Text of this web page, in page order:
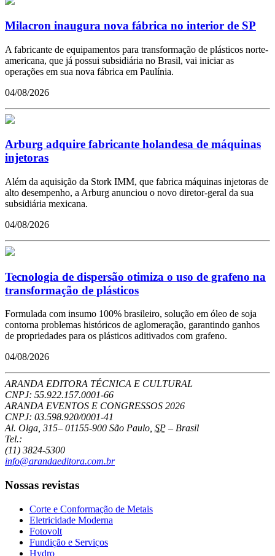
Milacron inaugura nova fábrica no interior de SP
A fabricante de equipamentos para transformação de plásticos norte-
americana, que já possui subsidiária no Brasil, vai iniciar as
operações em sua nova fábrica em Paulínia.
04/08/2026
Arburg adquire fabricante holandesa de máquinas
injetoras
Além da aquisição da Stork IMM, que fabrica máquinas injetoras de
alto desempenho, a Arburg anunciou o novo diretor-geral da sua
subsidiária mexicana.
04/08/2026
Tecnologia de dispersão otimiza o uso de grafeno na
transformação de plásticos
Formulada com insumo 100% brasileiro, solução em óleo de soja
contorna problemas históricos de aglomeração, garantindo ganhos
de propriedades para os plásticos aditivados com grafeno.
04/08/2026
ARANDA EDITORA TÉCNICA E CULTURAL
CNPJ: 55.922.157.0001-66
ARANDA EVENTOS E CONGRESSOS 2026
CNPJ: 03.598.920/0001-41
Al. Olga, 315– 01155-900 São Paulo SP – Brasil
Tel.:
(11) 3824-5300
info@arandaeditora.com.br
Nossas revistas
Corte e Conformação de Metais
Eletricidade Moderna
Fotovolt
Fundição e Serviços
Hydro